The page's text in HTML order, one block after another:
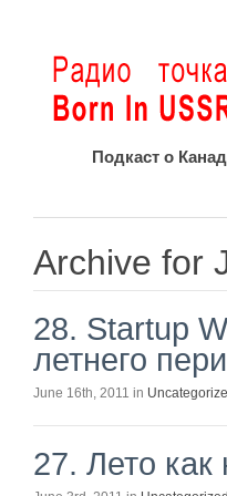
Подкаст о
Archive for
28. Startup
летнего
June 16th, 2011 in
27. Лето